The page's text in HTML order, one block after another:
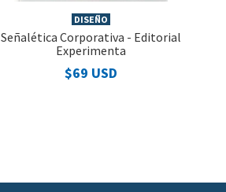
DISEÑO
Señalética Corporativa - Editorial
Experimenta
$69 USD